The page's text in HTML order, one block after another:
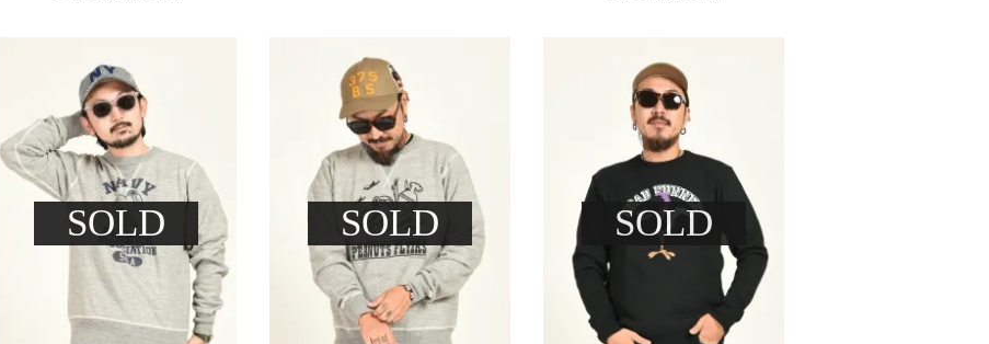
SOLD SOLD SOLD